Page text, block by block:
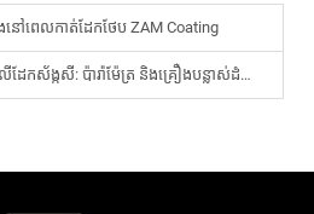
ងនៅពេលកាត់ដែកថែប ZAM Coating
សី​: ប៉ារ៉ាម៉ែត្រ​ និង​គ្រឿង​បន្លាស់​ដំណើរការ​ប៉ោង​ចំណុច​